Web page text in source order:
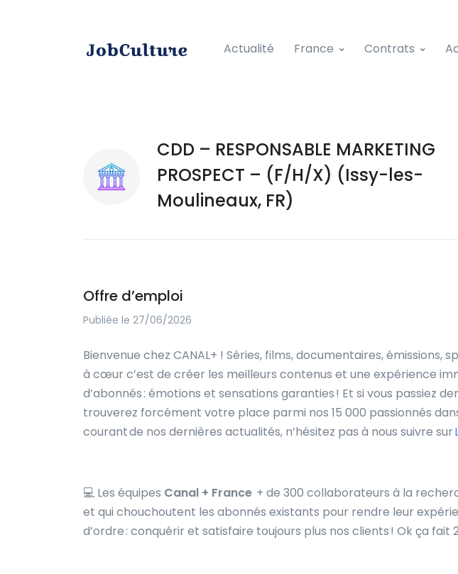
Actualité France Contrats
CDD – RESPONSABLE MARKETING
PROSPECT – (F/H/X) (Issy-les-
Moulineaux, FR)
Offre d’emploi
Publiée le 27/06/2026
Bienvenue chez CANAL+ ! Séries, films, documentaires, émissions,
à cœur c’est de créer les meilleurs contenus et une expérience
d’abonnés : émotions et sensations garanties ! Et si vous passiez
trouverez forcément votre place parmi nos 15 000 passionnés
courant de nos dernières actualités, n’hésitez pas à nous suivre sur
💻 Les équipes Canal + France + de 300 collaborateurs à la
et qui chouchoutent les abonnés existants pour rendre leur
d’ordre : conquérir et satisfaire toujours plus nos clients ! Ok ça fait